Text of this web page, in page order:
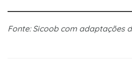
Fonte: Sicoob com adaptações